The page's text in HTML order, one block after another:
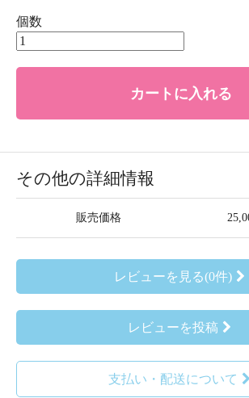
個数
カートに入れる
その他の詳細情報
販売価格
レビューを見る(0件)
レビューを投稿
支払い・配送について